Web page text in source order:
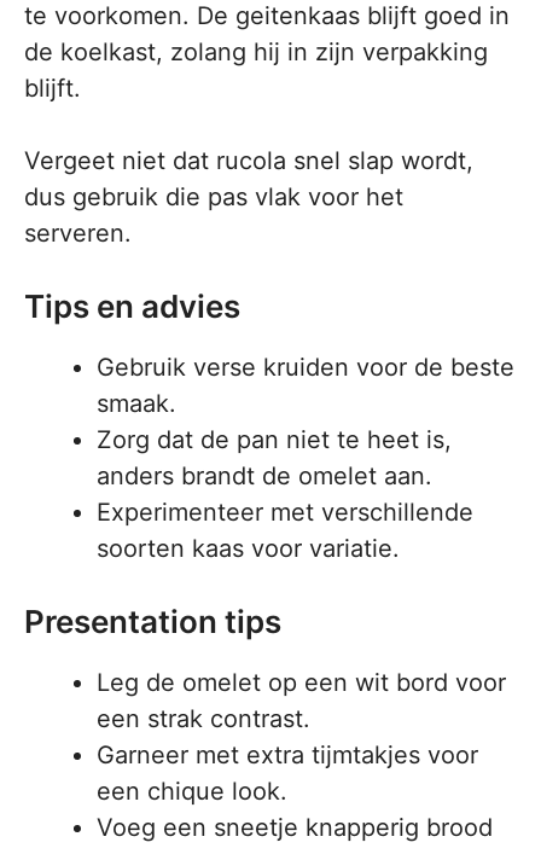
te voorkomen. De geitenkaas blijft goed in
de koelkast, zolang hij in zijn verpakking
blijft.
Vergeet niet dat rucola snel slap wordt,
dus gebruik die pas vlak voor het
serveren.
Tips en advies
Gebruik verse kruiden voor de beste
smaak.
Zorg dat de pan niet te heet is,
anders brandt de omelet aan.
Experimenteer met verschillende
soorten kaas voor variatie.
Presentation tips
Leg de omelet op een wit bord voor
een strak contrast.
Garneer met extra tijmtakjes voor
een chique look.
Voeg een sneetje knapperig brood